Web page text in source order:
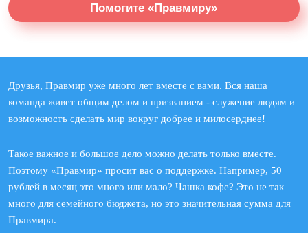
Помогите «Правмиру»
Друзья, Правмир уже много лет вместе с вами. Вся наша
команда живет общим делом и призванием - служение людям и
возможность сделать мир вокруг добрее и милосерднее!
Такое важное и большое дело можно делать только вместе.
Поэтому «Правмир» просит вас о поддержке. Например, 50
рублей в месяц это много или мало? Чашка кофе? Это не так
много для семейного бюджета, но это значительная сумма для
Правмира.